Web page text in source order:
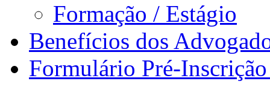
Formação / Estágio
Benefícios dos
Formulário Pré-